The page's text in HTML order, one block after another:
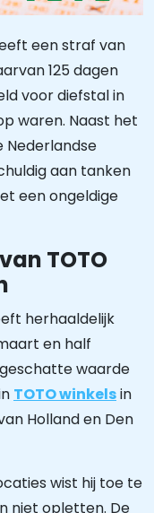
een straf van
125 dagen
voor diefstal in
waren. Naast het
Nederlandse
aan tanken
een ongeldige
TOTO
herhaaldelijk
en half
waarde
TOTO winkelsin
Holland en Den
wist hij toe te
niet opletten. De